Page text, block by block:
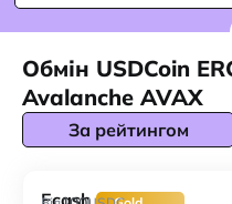
Обмін USDCoin
Avalanche AVAX
За рейтингом
Ecash